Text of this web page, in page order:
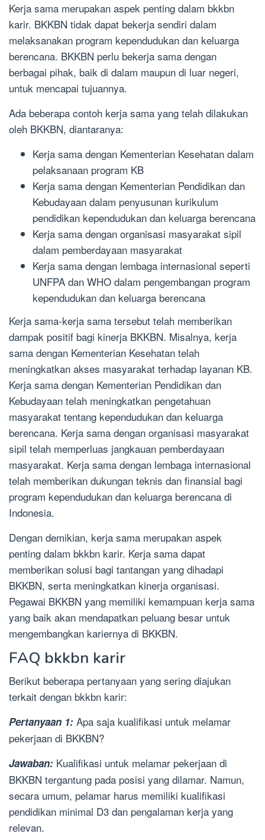
Kerja sama merupakan aspek penting dalam bkkbn
karir. BKKBN tidak dapat bekerja sendiri dalam
melaksanakan program kependudukan dan keluarga
berencana. BKKBN perlu bekerja sama dengan
berbagai pihak, baik di dalam maupun di luar negeri,
untuk mencapai tujuannya.
Ada beberapa contoh kerja sama yang telah dilakukan
oleh BKKBN, diantaranya:
Kerja sama dengan Kementerian Kesehatan dalam
pelaksanaan program KB
Kerja sama dengan Kementerian Pendidikan dan
Kebudayaan dalam penyusunan kurikulum
pendidikan kependudukan dan keluarga berencana
Kerja sama dengan organisasi masyarakat sipil
dalam pemberdayaan masyarakat
Kerja sama dengan lembaga internasional seperti
UNFPA dan WHO dalam pengembangan program
kependudukan dan keluarga berencana
Kerja sama-kerja sama tersebut telah memberikan
dampak positif bagi kinerja BKKBN. Misalnya, kerja
sama dengan Kementerian Kesehatan telah
meningkatkan akses masyarakat terhadap layanan KB.
Kerja sama dengan Kementerian Pendidikan dan
Kebudayaan telah meningkatkan pengetahuan
masyarakat tentang kependudukan dan keluarga
berencana. Kerja sama dengan organisasi masyarakat
sipil telah memperluas jangkauan pemberdayaan
masyarakat. Kerja sama dengan lembaga internasional
telah memberikan dukungan teknis dan finansial bagi
program kependudukan dan keluarga berencana di
Indonesia.
Dengan demikian, kerja sama merupakan aspek
penting dalam bkkbn karir. Kerja sama dapat
memberikan solusi bagi tantangan yang dihadapi
BKKBN, serta meningkatkan kinerja organisasi.
Pegawai BKKBN yang memiliki kemampuan kerja sama
yang baik akan mendapatkan peluang besar untuk
mengembangkan kariernya di BKKBN.
FAQ bkkbn karir
Berikut beberapa pertanyaan yang sering diajukan
terkait dengan bkkbn karir:
Pertanyaan 1: Apa saja kualifikasi untuk melamar
pekerjaan di BKKBN?
Jawaban: Kualifikasi untuk melamar pekerjaan di
BKKBN tergantung pada posisi yang dilamar. Namun,
secara umum, pelamar harus memiliki kualifikasi
pendidikan minimal D3 dan pengalaman kerja yang
relevan.